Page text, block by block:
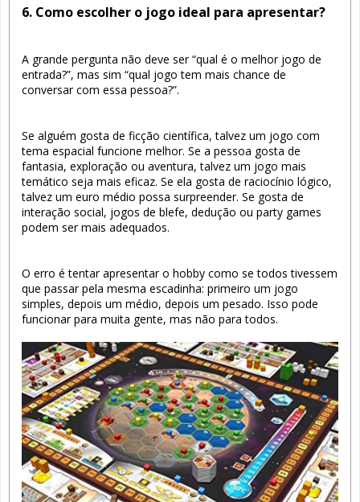
6. Como escolher o jogo ideal para apresentar?
A grande pergunta não deve ser “qual é o melhor jogo de
entrada?”, mas sim “qual jogo tem mais chance de
conversar com essa pessoa?”.
Se alguém gosta de ficção científica, talvez um jogo com
tema espacial funcione melhor. Se a pessoa gosta de
fantasia, exploração ou aventura, talvez um jogo mais
temático seja mais eficaz. Se ela gosta de raciocínio lógico,
talvez um euro médio possa surpreender. Se gosta de
interação social, jogos de blefe, dedução ou party games
podem ser mais adequados.
O erro é tentar apresentar o hobby como se todos tivessem
que passar pela mesma escadinha: primeiro um jogo
simples, depois um médio, depois um pesado. Isso pode
funcionar para muita gente, mas não para todos.